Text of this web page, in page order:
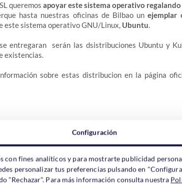
queremos apoyar este sistema operativo regalando
hasta nuestras oficinas de Bilbao unejemplar
este sistema operativo GNU/Linux, Ubuntu.
entregaran serán las dsistribuciones Ubuntu y
existencias.
sobre estas distribucion en la página
Configuración
con fines analíticos y para mostrarte publicidad
personalizar tus preferencias pulsando en
"Rechazar". Para más información consulta nuestra